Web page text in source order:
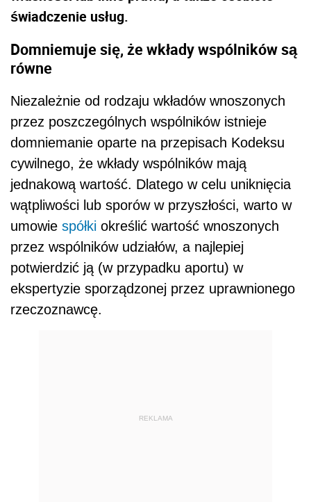
świadczenie usług.
Domniemuje się, że wkłady wspólników są
równe
Niezależnie od rodzaju wkładów wnoszonych
przez poszczególnych wspólników istnieje
domniemanie oparte na przepisach Kodeksu
cywilnego, że wkłady wspólników mają
jednakową wartość. Dlatego w celu uniknięcia
wątpliwości lub sporów w przyszłości, warto w
umowie spółki określić wartość wnoszonych
przez wspólników udziałów, a najlepiej
potwierdzić ją (w przypadku aportu) w
ekspertyzie sporządzonej przez uprawnionego
rzeczoznawcę.
REKLAMA